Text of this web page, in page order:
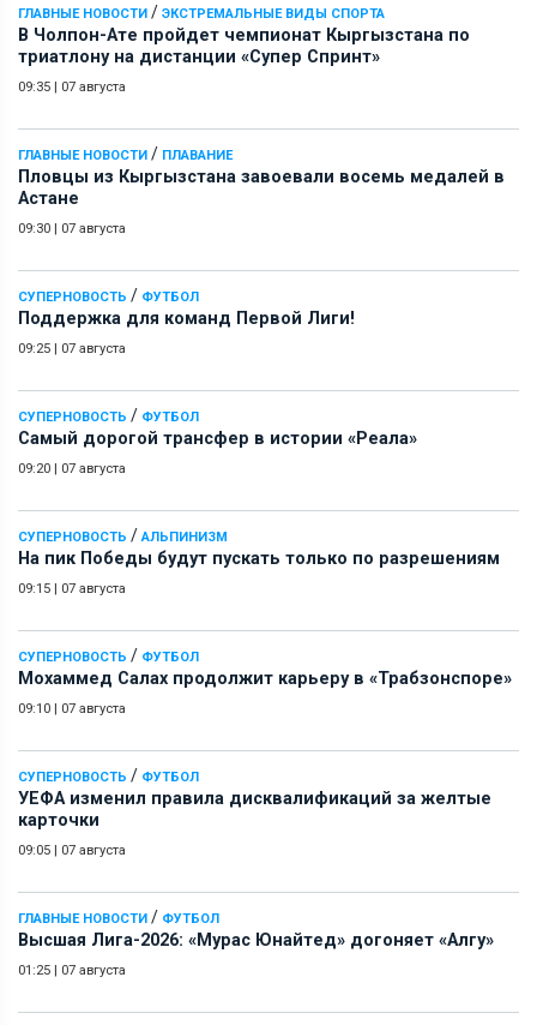
ГЛАВНЫЕ НОВОСТИ / ЭКСТРЕМАЛЬНЫЕ ВИДЫ СПОРТА
В Чолпон-Ате пройдет чемпионат Кыргызстана по
триатлону на дистанции «Супер Спринт»
09:35 | 07 августа
ГЛАВНЫЕ НОВОСТИ / ПЛАВАНИЕ
Пловцы из Кыргызстана завоевали восемь медалей в
Астане
09:30 | 07 августа
СУПЕРНОВОСТЬ / ФУТБОЛ
Поддержка для команд Первой Лиги!
09:25 | 07 августа
СУПЕРНОВОСТЬ / ФУТБОЛ
Самый дорогой трансфер в истории «Реала»
09:20 | 07 августа
СУПЕРНОВОСТЬ / АЛЬПИНИЗМ
На пик Победы будут пускать только по разрешениям
09:15 | 07 августа
СУПЕРНОВОСТЬ / ФУТБОЛ
Мохаммед Салах продолжит карьеру в «Трабзонспоре»
09:10 | 07 августа
СУПЕРНОВОСТЬ / ФУТБОЛ
УЕФА изменил правила дисквалификаций за желтые
карточки
09:05 | 07 августа
ГЛАВНЫЕ НОВОСТИ / ФУТБОЛ
Высшая Лига-2026: «Мурас Юнайтед» догоняет «Алгу»
01:25 | 07 августа